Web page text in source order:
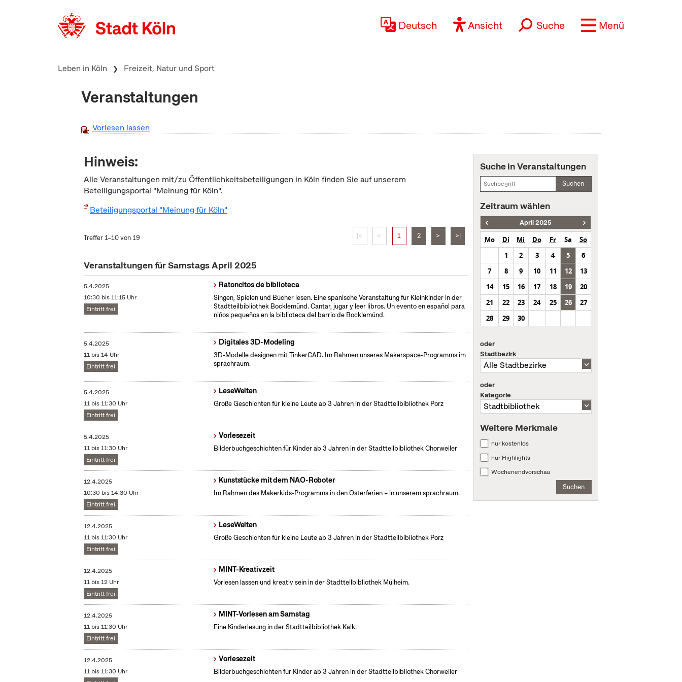
Deutsch Ansicht Suche Menü
Leben in Köln Freizeit, Natur und Sport
Veranstaltungen
Vorlesen lassen
Hinweis:
Alle Veranstaltungen mit/zu Öffentlichkeitsbeteiligungen in Köln finden Sie auf unserem
Beteiligungsportal "Meinung für Köln".
Beteiligungsportal "Meinung für Köln"
Treffer 1–10 von 19 |< < 1 2 > >|
Veranstaltungen für Samstags April 2025
5.4.2025
10:30 bis 11:15 Uhr
Eintritt frei
Ratoncitos de biblioteca
Singen, Spielen und Bücher lesen. Eine spanische Veranstaltung für Kleinkinder in der
Stadtteilbibliothek Bocklemünd. Cantar, jugar y leer libros. Un evento en español para
niños pequeños en la biblioteca del barrio de Bocklemünd.
5.4.2025
11 bis 14 Uhr
Eintritt frei
Digitales 3D-Modeling
3D-Modelle designen mit TinkerCAD. Im Rahmen unseres Makerspace-Programms im
sprachraum.
5.4.2025
11 bis 11:30 Uhr
Eintritt frei
LeseWelten
Große Geschichten für kleine Leute ab 3 Jahren in der Stadtteilbibliothek Porz
5.4.2025
11 bis 11:30 Uhr
Eintritt frei
Vorlesezeit
Bilderbuchgeschichten für Kinder ab 3 Jahren in der Stadtteilbibliothek Chorweiler
12.4.2025
10:30 bis 14:30 Uhr
Eintritt frei
Kunststücke mit dem NAO-Roboter
Im Rahmen des Makerkids-Programms in den Osterferien – in unserem sprachraum.
12.4.2025
11 bis 11:30 Uhr
Eintritt frei
LeseWelten
Große Geschichten für kleine Leute ab 3 Jahren in der Stadtteilbibliothek Porz
12.4.2025
11 bis 12 Uhr
Eintritt frei
MINT-Kreativzeit
Vorlesen lassen und kreativ sein in der Stadtteilbibliothek Mülheim.
12.4.2025
11 bis 11:30 Uhr
Eintritt frei
MINT-Vorlesen am Samstag
Eine Kinderlesung in der Stadtteilbibliothek Kalk.
12.4.2025
11 bis 11:30 Uhr
Vorlesezeit
Bilderbuchgeschichten für Kinder ab 3 Jahren in der Stadtteilbibliothek Chorweiler
Suche in Veranstaltungen
Suchen
Zeitraum wählen
April 2025
Mo Di Mi Do Fr Sa
So
1
2 3 4 5
6
7
8 9 10 11 12
13
14
15 16 17 18 19
20
21
22 23 24 25 26
27
28
29 30
oder
Stadtbezirk
oder
Kategorie
Weitere Merkmale
nur kostenlos
nur Highlights
Wochenendvorschau
Suchen